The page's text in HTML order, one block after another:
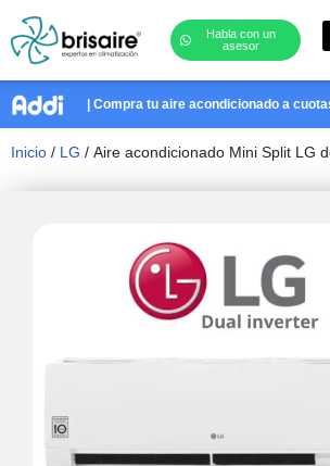
Saltar
al
contenido
Habla con un
asesor
| Compra tu aire acondicionado a
Inicio / LG / Aire acondicionado Mini Split LG